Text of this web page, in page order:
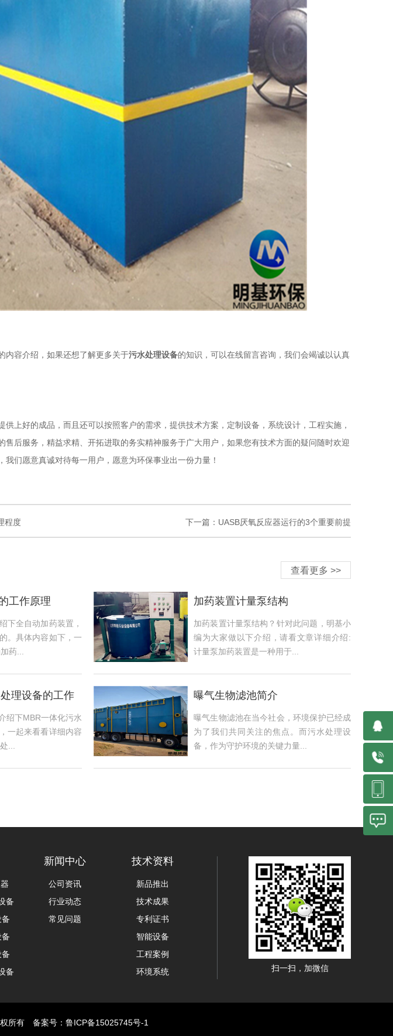
内容介绍，如果还想了解更多关于污水处理设备的知识，可以在线留言咨询，我们会竭诚以认真
上好的成品，而且还可以按照客户的需求，提供技术方案，定制设备，系统设计，工程实施，
售后服务，精益求精、开拓进取的务实精神服务于广大用户，如果您有技术方面的疑问随时欢迎
们愿意真诚对待每一用户，愿意为环保事业出一份力量！
程度 下一篇：UASB厌氧反应器运行的3个重要前提
查看更多 >>
工作原理
下全自动加药装置，
。具体内容如下，一
药...
加药装置计量泵结构
加药装置计量泵结构？针对此问题，明基小
编为大家做以下介绍，请看文章详细介绍:
计量泵加药装置是一种用于...
理设备的工作
绍下MBR一体化污水
一起来看看详细内容
...
曝气生物滤池简介
曝气生物滤池在当今社会，环境保护已经成
为了我们共同关注的焦点。而污水处理设
备，作为守护环境的关键力量...
备
备
新闻中心
公司资讯
行业动态
常见问题
技术资料
新品推出
技术成果
专利证书
智能设备
工程案例
环境系统
扫一扫，加微信
所有 备案号： 鲁ICP备15025745号-1